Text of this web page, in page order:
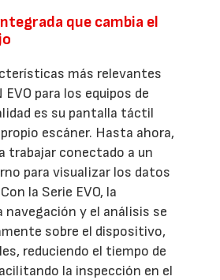
que cambia el
más relevantes
EVO para los equipos de
es su pantalla táctil
escáner. Hasta ahora,
trabajar conectado a un
para visualizar los datos
la Serie EVO, la
navegación y el análisis se
sobre el dispositivo,
reduciendo el tiempo de
la inspección en el